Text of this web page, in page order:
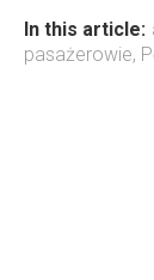
In this article:
pasażerowie,